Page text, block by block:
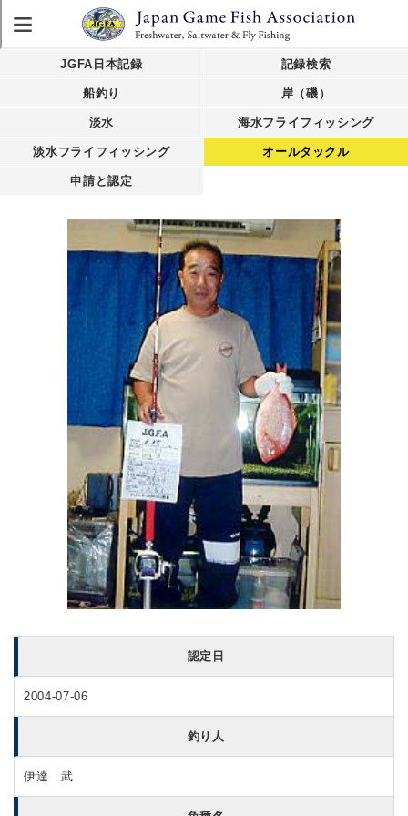
JGFA日本記録 記録検索
船釣り 岸（磯）
淡水 海水フライフィッシング
淡水フライフィッシング オールタックル
申請と認定
認定日
2004-07-06
釣り人
伊達 武